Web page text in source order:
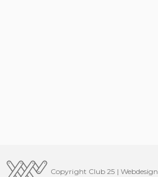
Copyright Club 25 | Webdesign